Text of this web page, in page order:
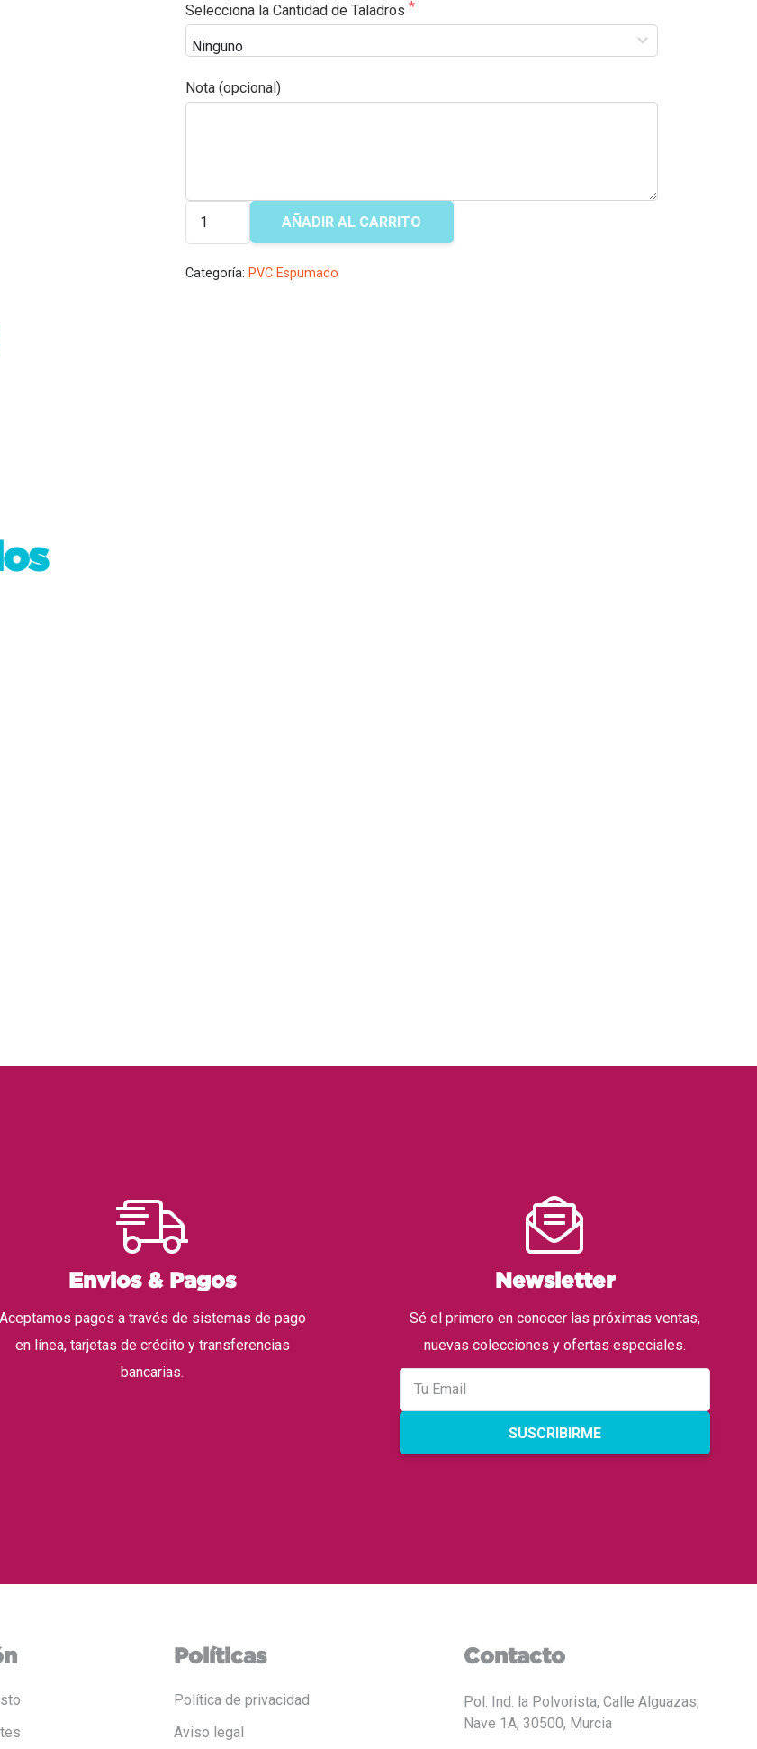
Selecciona la Cantidad de Taladros
Nota (opcional)
PVC
ESPUMADO
BLANCO
AÑADIR AL CARRITO
Categoría: PVC Espumado
Envios & Pagos
Aceptamos pagos a través de sistemas de pago
en línea, tarjetas de crédito y transferencias
bancarias.
Newsletter
Sé el primero en conocer las próximas ventas,
nuevas colecciones y ofertas especiales.
SUSCRIBIRME
Políticas
Política de privacidad
Aviso legal
Contacto
Pol. Ind. la Polvorista, Calle Alguazas,
Nave 1A, 30500, Murcia